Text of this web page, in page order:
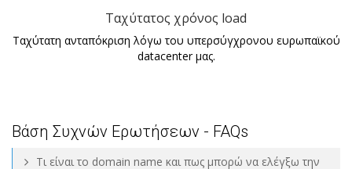
Ταχύτατος χρόνος load
Ταχύτατη ανταπόκριση λόγω του υπερσύγχρονου ευρωπαϊκού
datacenter μας.
Βάση Συχνών Ερωτήσεων - FAQs
Tι είναι το domain name και πως μπορώ να ελέγξω την